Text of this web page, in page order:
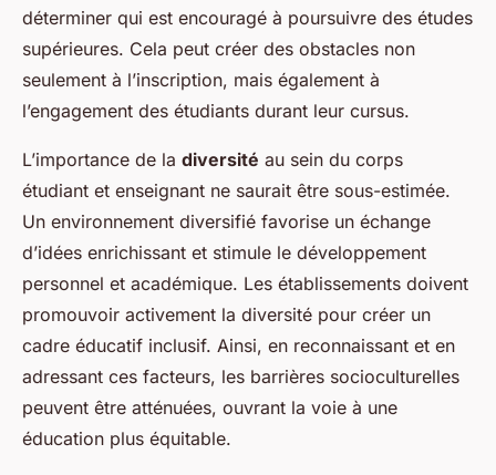
déterminer qui est encouragé à poursuivre des études
supérieures. Cela peut créer des obstacles non
seulement à l’inscription, mais également à
l’engagement des étudiants durant leur cursus.
L’importance de la diversité au sein du corps
étudiant et enseignant ne saurait être sous-estimée.
Un environnement diversifié favorise un échange
d’idées enrichissant et stimule le développement
personnel et académique. Les établissements doivent
promouvoir activement la diversité pour créer un
cadre éducatif inclusif. Ainsi, en reconnaissant et en
adressant ces facteurs, les barrières socioculturelles
peuvent être atténuées, ouvrant la voie à une
éducation plus équitable.